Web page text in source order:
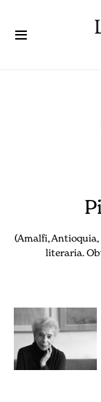
(Amalfi, Antioquia,
literaria.